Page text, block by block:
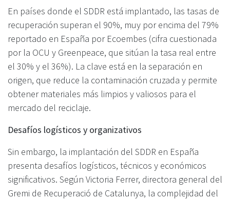
En países donde el SDDR está implantado, las tasas de
recuperación superan el 90%, muy por encima del 79%
reportado en España por Ecoembes (cifra cuestionada
por la OCU y Greenpeace, que sitúan la tasa real entre
el 30% y el 36%). La clave está en la separación en
origen, que reduce la contaminación cruzada y permite
obtener materiales más limpios y valiosos para el
mercado del reciclaje.
Desafíos logísticos y organizativos
Sin embargo, la implantación del SDDR en España
presenta desafíos logísticos, técnicos y económicos
significativos. Según Victoria Ferrer, directora general del
Gremi de Recuperació de Catalunya, la complejidad del